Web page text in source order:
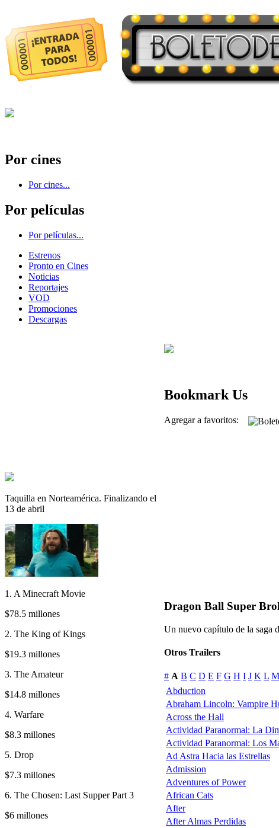
Por cines
Por cines...
Por películas
Por películas...
Estrenos
Pronto en Cines
Noticias
Reportajes
VOD
Promociones
Descargas
Taquilla en Norteamérica. Finalizando el
13 de abril
1. A Minecraft Movie
$78.5 millones
2. The King of Kings
$19.3 millones
3. The Amateur
$14.8 millones
4. Warfare
$8.3 millones
5. Drop
$7.3 millones
6. The Chosen: Last Supper Part 3
$6 millones
Bookmark Us
Agregar a favoritos:
Dragon Ball Super
Un nuevo capítulo de la saga
Otros Trailers
# A B C D E F G H I J K L M
Abduction
Abraham Lincoln: Vampire
Across the Hall
Actividad Paranormal: La
Actividad Paranormal: Los
Ad Astra Hacia las Estrellas
Admission
Adventures of Power
African Cats
After
After Almas Perdidas